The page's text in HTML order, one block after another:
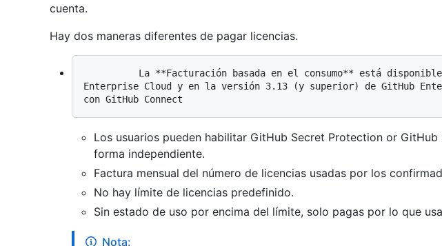
cuenta.
Hay dos maneras diferentes de pagar licencias.
Enterprise Cloud y en la versión 3.13 (y superior) de GitHub
Los usuarios pueden habilitar GitHub Secret Protection or
forma independiente.
Factura mensual del número de licencias usadas por los
No hay límite de licencias predefinido.
Sin estado de uso por encima del límite, solo pagas por lo que
Nota: